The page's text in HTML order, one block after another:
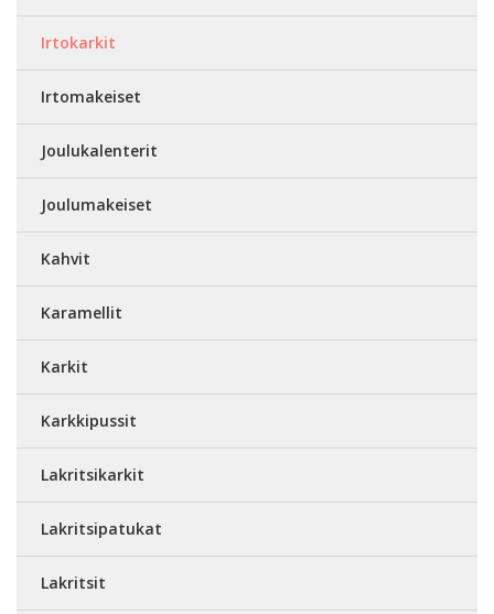
Irtokarkit
Irtomakeiset
Joulukalenterit
Joulumakeiset
Kahvit
Karamellit
Karkit
Karkkipussit
Lakritsikarkit
Lakritsipatukat
Lakritsit